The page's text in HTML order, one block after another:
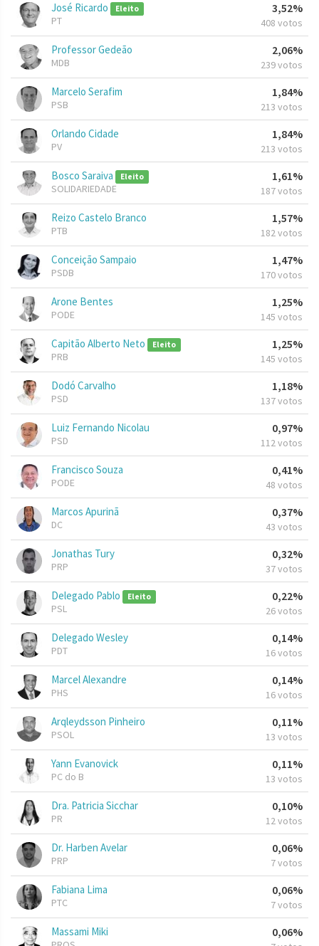
José Ricardo Eleito
PT
3,52%
408 votos
Professor Gedeão
MDB
2,06%
239 votos
Marcelo Serafim
PSB
1,84%
213 votos
Orlando Cidade
PV
1,84%
213 votos
Bosco Saraiva Eleito
SOLIDARIEDADE
1,61%
187 votos
Reizo Castelo Branco
PTB
1,57%
182 votos
Conceição Sampaio
PSDB
1,47%
170 votos
Arone Bentes
PODE
1,25%
145 votos
Capitão Alberto Neto Eleito
PRB
1,25%
145 votos
Dodó Carvalho
PSD
1,18%
137 votos
Luiz Fernando Nicolau
PSD
0,97%
112 votos
Francisco Souza
PODE
0,41%
48 votos
Marcos Apurinã
DC
0,37%
43 votos
Jonathas Tury
PRP
0,32%
37 votos
Delegado Pablo Eleito
PSL
0,22%
26 votos
Delegado Wesley
PDT
0,14%
16 votos
Marcel Alexandre
PHS
0,14%
16 votos
Arqleydsson Pinheiro
PSOL
0,11%
13 votos
Yann Evanovick
PC do B
0,11%
13 votos
Dra. Patricia Sicchar
PR
0,10%
12 votos
Dr. Harben Avelar
PRP
0,06%
7 votos
Fabiana Lima
PTC
0,06%
7 votos
Massami Miki 0,06%